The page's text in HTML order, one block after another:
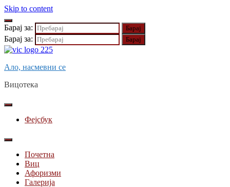
Skip to content
Барај за:
Барај за:
Ало, насмевни се
Вицотека
Фејсбук
Почетна
Виц
Афоризми
Галерија